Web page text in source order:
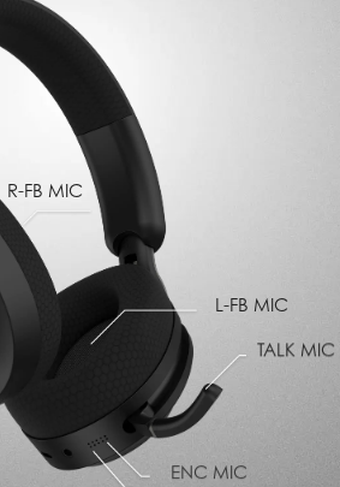
R-FB MIC
L-FB MIC
TALK MIC
ENC MIC